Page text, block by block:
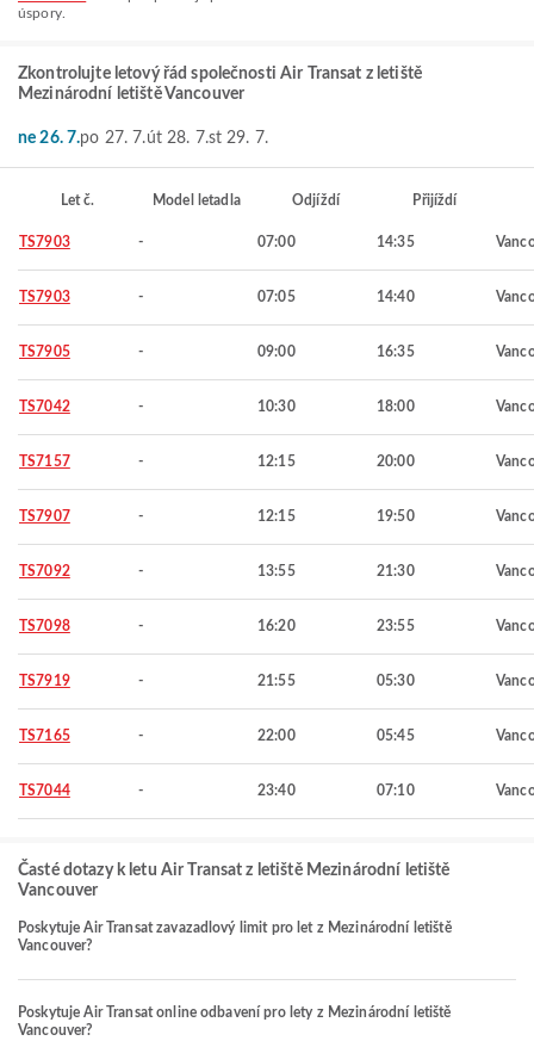
úspory.
Zkontrolujte letový řád společnosti Air Transat z letiště
Mezinárodní letiště Vancouver
ne 26. 7.po 27. 7.út 28. 7.st 29. 7.
Let č. Model letadla Odjíždí Přijíždí
TS7903 - 07:00 14:35
TS7903 - 07:05 14:40
TS7905 - 09:00 16:35
TS7042 - 10:30 18:00
TS7157 - 12:15 20:00
TS7907 - 12:15 19:50
TS7092 - 13:55 21:30
TS7098 - 16:20 23:55
TS7919 - 21:55 05:30
TS7165 - 22:00 05:45
TS7044 - 23:40 07:10
Časté dotazy k letu Air Transat z letiště Mezinárodní letiště
Vancouver
Poskytuje Air Transat zavazadlový limit pro let z Mezinárodní letiště
Vancouver?
Poskytuje Air Transat online odbavení pro lety z Mezinárodní letiště
Vancouver?